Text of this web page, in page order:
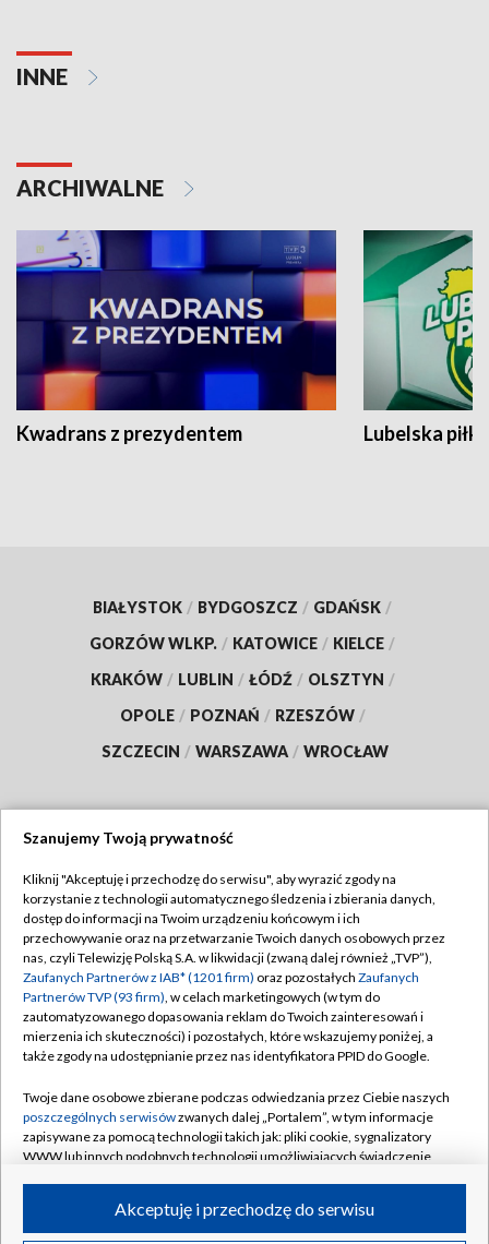
INNE
ARCHIWALNE
Kwadrans z prezydentem Lubelska piłka
BIAŁYSTOK / BYDGOSZCZ / GDAŃSK /
GORZÓW WLKP. / KATOWICE / KIELCE /
KRAKÓW / LUBLIN / ŁÓDŹ / OLSZTYN /
OPOLE / POZNAŃ / RZESZÓW /
SZCZECIN / WARSZAWA / WROCŁAW
TVP
Abonament TVP
Emisja w TVP
Centrum informacji TVP
Naziemna Telewizja Cyfrowa
Rada Programowa
System NOS
Informacje o nadawcy
Program dla prasy
Regulamin TVP
Polityka prywatności
Moje zgody
Pomoc
Kontakt
Kanały
Szanujemy Twoją prywatność
Kliknij "Akceptuję i przechodzę do serwisu", aby wyrazić zgody na
korzystanie z technologii automatycznego śledzenia i zbierania danych,
dostęp do informacji na Twoim urządzeniu końcowym i ich
przechowywanie oraz na przetwarzanie Twoich danych osobowych przez
nas, czyli Telewizję Polską S.A. w likwidacji (zwaną dalej również „TVP”),
Zaufanych Partnerów z IAB* (1201 firm) oraz pozostałych Zaufanych
Partnerów TVP (93 firm), w celach marketingowych (w tym do
zautomatyzowanego dopasowania reklam do Twoich zainteresowań i
mierzenia ich skuteczności) i pozostałych, które wskazujemy poniżej, a
także zgody na udostępnianie przez nas identyfikatora PPID do Google.
Twoje dane osobowe zbierane podczas odwiedzania przez Ciebie naszych
poszczególnych serwisówzwanych dalej „Portalem”, w tym informacje
zapisywane za pomocą technologii takich jak: pliki cookie, sygnalizatory
WWW lub innych podobnych technologii umożliwiających świadczenie
ruchu w Internecie.Akceptuję i przechodzę do serwisu